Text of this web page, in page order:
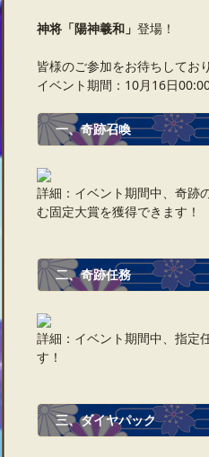
神将「陽神羲和」 登場！
皆様のご参加をお待ちしてお
イベント期間：10月16日
一、奇跡召喚
詳細：イベント期間中、奇跡
む固定大賞を獲得できます！
二、奇跡任務
詳細：イベント期間中、指定
す！
三、ダイヤパック